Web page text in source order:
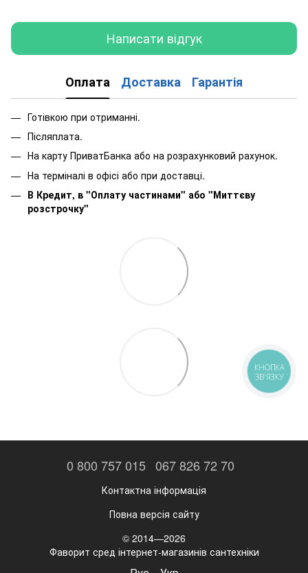
Написати відгук
Оплата Доставка Гарантія
Готівкою при отриманні.
Післяплата.
На карту ПриватБанка або на розрахунковий рахунок.
На терміналі в офісі або при доставці.
В Кредит, в "Оплату частинами" або "Миттєву
розстрочку"
0 800 757 015 067 826 72 70
Контактна інформація
Повна версія сайту
© 2014—2026
Фаворит сред інтернет-магазинів сантехніки
КНОПКА
ЗВ'ЯЗКУ